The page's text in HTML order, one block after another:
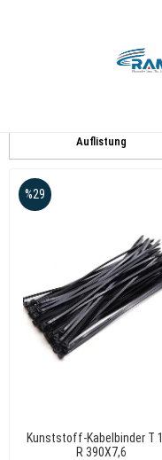
Auflistung
Kunststoff-Kabelbinder T
R 390X7,6
%29